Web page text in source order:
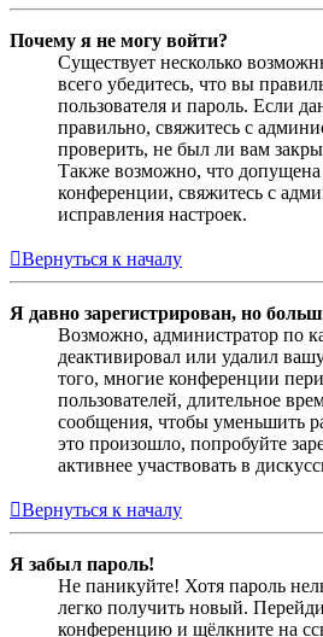
Почему я не могу войти?
Существует несколько
всего убедитесь, что вы
пользователя и пароль. Если
правильно, свяжитесь с
проверить, не был ли вам
Также возможно, что
конференции, свяжитесь с
исправления настроек.
Вернуться к началу
Я давно зарегистрирован, но
Возможно, администратор по
деактивировал или удалил
того, многие конференции
пользователей, длительное
сообщения, чтобы уменьшить
это произошло, попробуйте
активнее участвовать в
Вернуться к началу
Я забыл пароль!
Не паникуйте! Хотя пароль
легко получить новый.
конференцию и щёлкните на